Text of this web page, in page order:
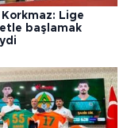
Lige
başlamak